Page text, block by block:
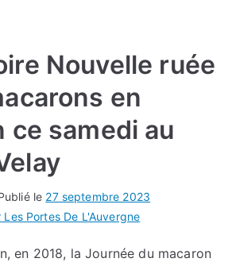
Nouvelle ruée
en
ce samedi au
le 27 septembre 2023
Les Portes De L'Auvergne
en 2018, la Journée du macaron